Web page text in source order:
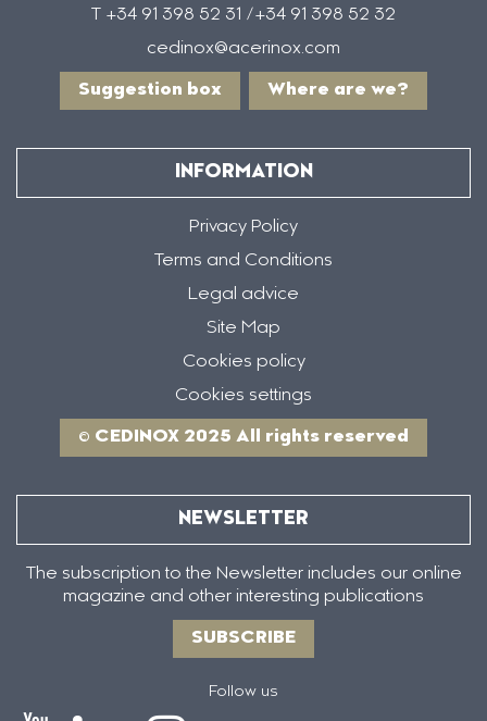
T +34 91 398 52 31 /+34 91 398 52 32
cedinox@acerinox.com
Suggestion box Where are we?
INFORMATION
Privacy Policy
Terms and Conditions
Legal advice
Site Map
Cookies policy
Cookies settings
© CEDINOX 2025 All rights reserved
NEWSLETTER
The subscription to the Newsletter includes our online
magazine and other interesting publications
SUBSCRIBE
Follow us